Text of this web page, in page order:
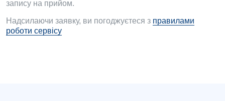
Терапевтичне відділення
Терапія
запису на прийом.
Надсилаючи заявку, ви погоджуєтеся з правилами
роботи сервісу